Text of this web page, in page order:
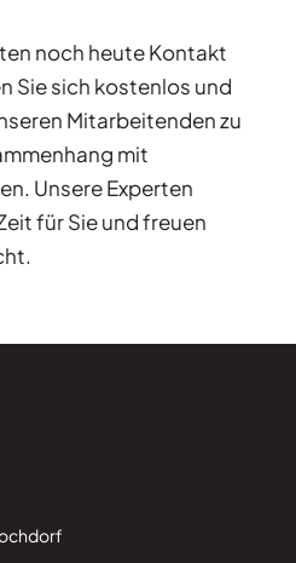
noch heute Kontakt
Sie sich kostenlos und
Mitarbeitenden zu
mit
Unsere Experten
für Sie und freuen